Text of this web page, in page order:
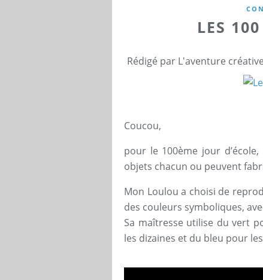
LES 100
Rédigé par L'aventure
Coucou,
pour le 100ème jour
objets chacun ou peuvent
Mon Loulou a choisi de
des couleurs symboliques,
Sa maîtresse utilise du vert
les dizaines et du bleu pour